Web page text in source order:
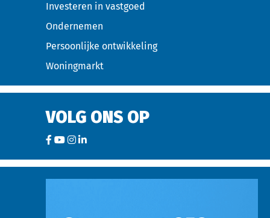
Investeren in vastgoed
Ondernemen
Persoonlijke ontwikkeling
Woningmarkt
VOLG ONS OP